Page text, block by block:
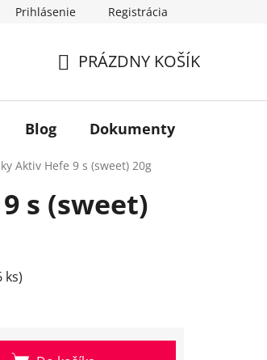
Prihlásenie Registrácia
KOŠÍK
PRÁZDNY KOŠÍK
Blog Dokumenty
Aktiv Hefe 9 s (sweet) 20g
s (sweet)
ks)